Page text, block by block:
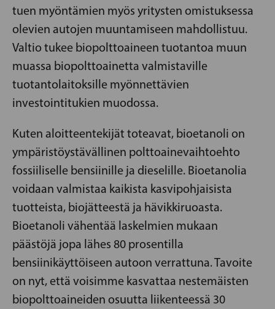
tuen myöntämien myös yritysten omistuksessa
olevien autojen muuntamiseen mahdollistuu.
Valtio tukee biopolttoaineen tuotantoa muun
muassa biopolttoainetta valmistaville
tuotantolaitoksille myönnettävien
investointitukien muodossa.
Kuten aloitteentekijät toteavat, bioetanoli on
ympäristöystävällinen polttoainevaihtoehto
fossiiliselle bensiinille ja dieselille. Bioetanolia
voidaan valmistaa kaikista kasvipohjaisista
tuotteista, biojätteestä ja hävikkiruoasta.
Bioetanoli vähentää laskelmien mukaan
päästöjä jopa lähes 80 prosentilla
bensiinikäyttöiseen autoon verrattuna. Tavoite
on nyt, että voisimme kasvattaa nestemäisten
biopolttoaineiden osuutta liikenteessä 30